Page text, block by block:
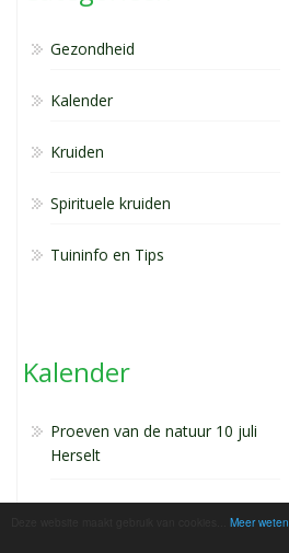
Meer weten
Gezondheid
Kalender
Kruiden
Spirituele kruiden
Tuininfo en Tips
Kalender
Proeven van de natuur 10 juli
Herselt